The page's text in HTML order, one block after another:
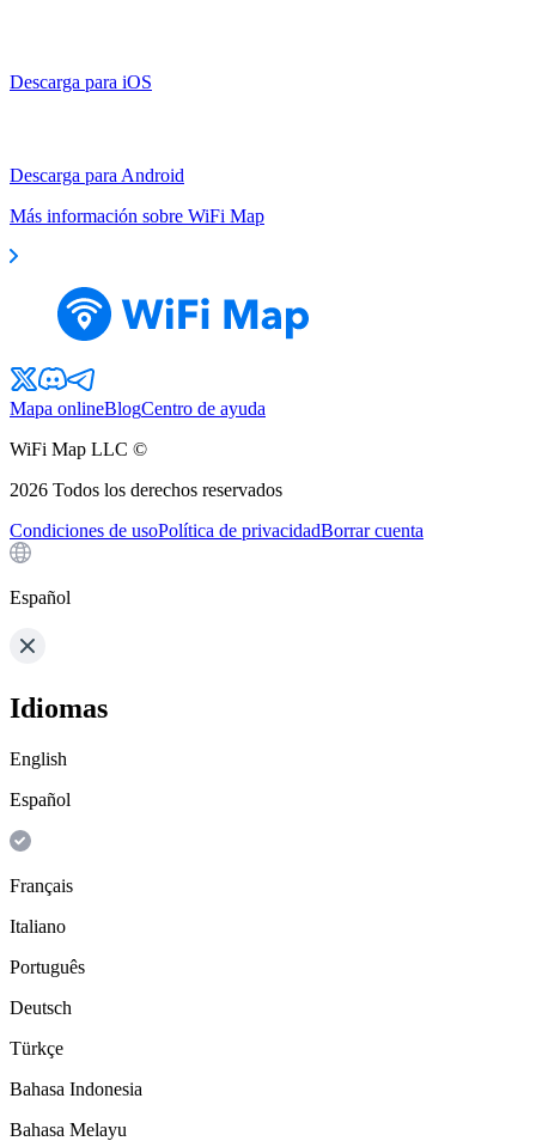
Descarga para iOS
Descarga para Android
Más información sobre WiFi Map
Mapa onlineBlogCentro de ayuda
WiFi Map LLC ©
2026 Todos los derechos reservados
Condiciones de usoPolítica de privacidadBorrar cuenta
Español
Idiomas
English
Español
Français
Italiano
Português
Deutsch
Türkçe
Bahasa Indonesia
Bahasa Melayu